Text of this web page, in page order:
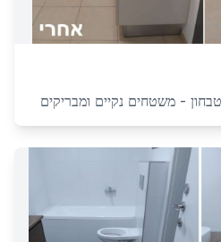
- משטחים נקיים ומבריקים